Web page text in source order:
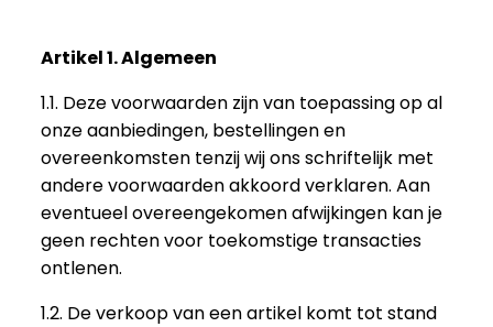
Artikel 1. Algemeen
1.1. Deze voorwaarden zijn van toepassing op al
onze aanbiedingen, bestellingen en
overeenkomsten tenzij wij ons schriftelijk met
andere voorwaarden akkoord verklaren. Aan
eventueel overeengekomen afwijkingen kan je
geen rechten voor toekomstige transacties
ontlenen.
1.2. De verkoop van een artikel komt tot stand